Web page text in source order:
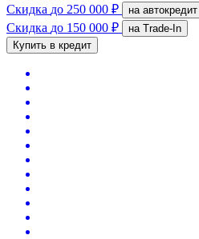
Скидка до 250 000 ₽ на автокредит
Скидка до 150 000 ₽
на Trade-In
Купить в кредит